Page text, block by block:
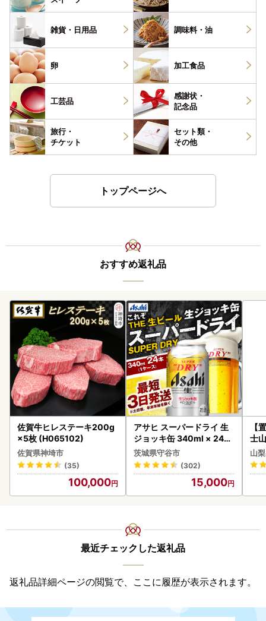
雑貨・ 日用品 調味料・ 油
卵 加工食品
工芸品
感謝状・
記念品
旅行・
チケット
セット類・
その他
トップページへ
おすすめ返礼品
佐賀牛ヒレステーキ200g
×5枚 (H065102)
佐賀県神埼市
(35)
100,000
アサヒ スーパードライ 生
ジョッキ缶 340ml × 24本
(1ケース) ＜茨城工場＞ 缶
ビール お酒 Asahi 守谷市
茨城県守谷市
(302)
15,000
【
士
山
最近チェックした返礼品
返礼品詳細ページの閲覧で、ここに履歴が表示されます。